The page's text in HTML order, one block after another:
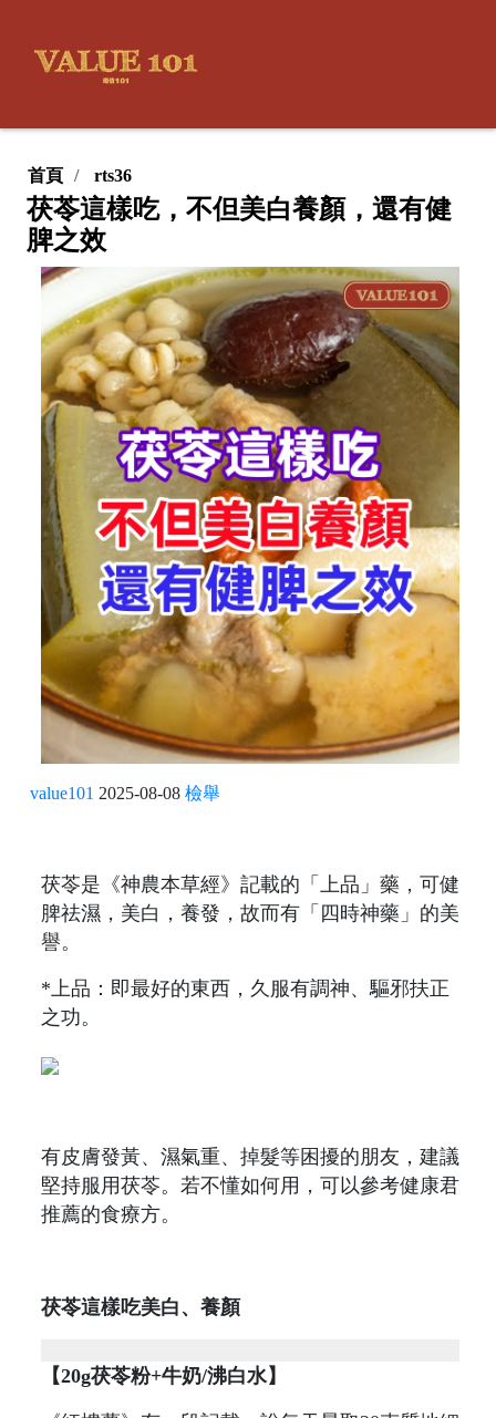
首頁 rts36
茯苓這樣吃，不但美白養顏，還有健
脾之效
value101 2025-08-08 檢舉
茯苓是《神農本草經》記載的「上品」藥，可健
脾祛濕，美白，養發，故而有「四時神藥」的美
譽。
*上品：即最好的東西，久服有調神、驅邪扶正
之功。
有皮膚發黃、濕氣重、掉髮等困擾的朋友，建議
堅持服用茯苓。若不懂如何用，可以參考健康君
推薦的食療方。
茯苓這樣吃美白、養顏
【20g茯苓粉+牛奶/沸白水】